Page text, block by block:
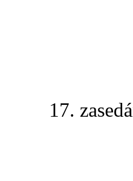
17.